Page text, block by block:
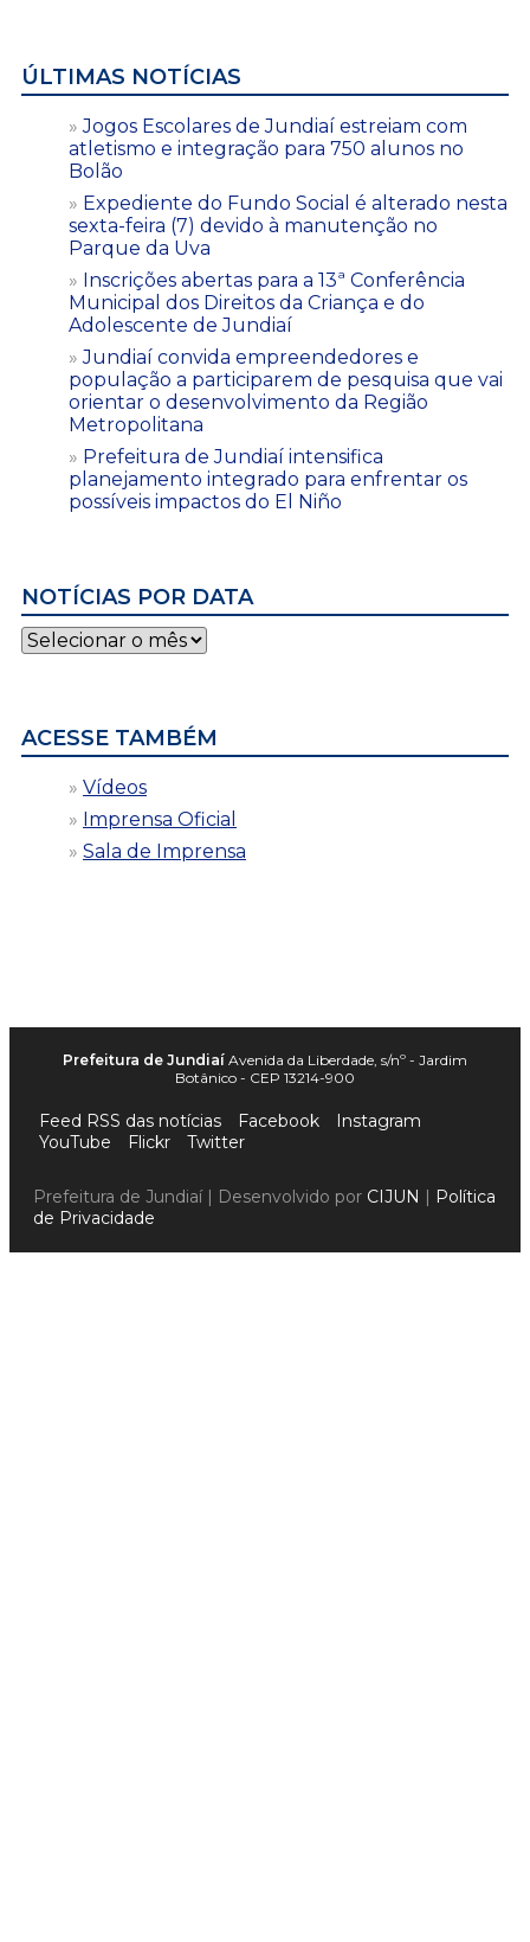
ÚLTIMAS NOTÍCIAS
Jogos Escolares de Jundiaí estreiam com
atletismo e integração para 750 alunos no
Bolão
Expediente do Fundo Social é alterado nesta
sexta-feira (7) devido à manutenção no
Parque da Uva
Inscrições abertas para a 13ª Conferência
Municipal dos Direitos da Criança e do
Adolescente de Jundiaí
Jundiaí convida empreendedores e
população a participarem de pesquisa que vai
orientar o desenvolvimento da Região
Metropolitana
Prefeitura de Jundiaí intensifica
planejamento integrado para enfrentar os
possíveis impactos do El Niño
NOTÍCIAS POR DATA
Notícias
por
ACESSE TAMBÉM
Vídeos
Imprensa Oficial
Sala de Imprensa
Prefeitura de Jundiaí Avenida da Liberdade, s/nº - Jardim
Botânico - CEP 13214-900
Feed RSS das notícias Facebook
Instagram
YouTube
Flickr Twitter
Prefeitura de Jundiaí | Desenvolvido por CIJUN
Política
de Privacidade